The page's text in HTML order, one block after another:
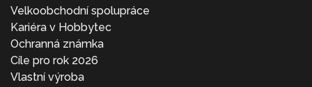
Velkoobchodní spolupráce
Kariéra v Hobbytec
Ochranná známka
Cíle pro rok 2026
Vlastní výroba